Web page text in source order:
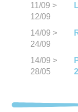
11/09 >
12/09
14/09 >
24/09
14/09 >
28/05